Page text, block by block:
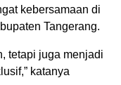
kebersamaan di
Tangerang.
tetapi juga menjadi
katanya